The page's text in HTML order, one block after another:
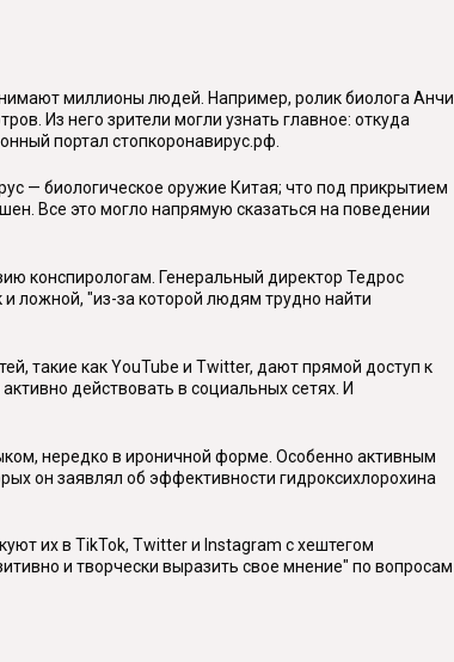
миллионы людей. Например, ролик биолога Анчи
Из него зрители могли узнать главное: откуда
портал стопкоронавирус.рф.
— биологическое оружие Китая; что под прикрытием
Все это могло напрямую сказаться на поведении
конспирологам. Генеральный директор Тедрос
ложной, "из-за которой людям трудно найти
такие как YouTube и Twitter, дают прямой доступ к
действовать в социальных сетях. И
нередко в ироничной форме. Особенно активным
он заявлял об эффективности гидроксихлорохина
их в TikTok, Twitter и Instagram с хештегом
и творчески выразить свое мнение" по вопросам